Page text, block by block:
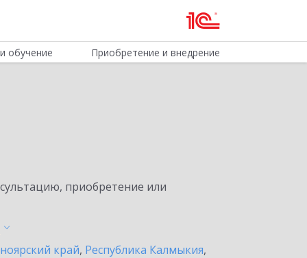
обучение Приобретение и внедрение
приобретение или
край, Республика Калмыкия,